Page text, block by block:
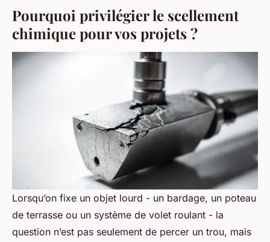
Pourquoi privilégier le scellement
chimique pour vos projets ?
Lorsqu’on fixe un objet lourd - un bardage, un poteau
de terrasse ou un système de volet roulant - la
question n’est pas seulement de percer un trou, mais